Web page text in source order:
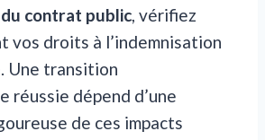
contrat public, vérifiez
vos droits à l’indemnisation
Une transition
réussie dépend d’une
de ces impacts